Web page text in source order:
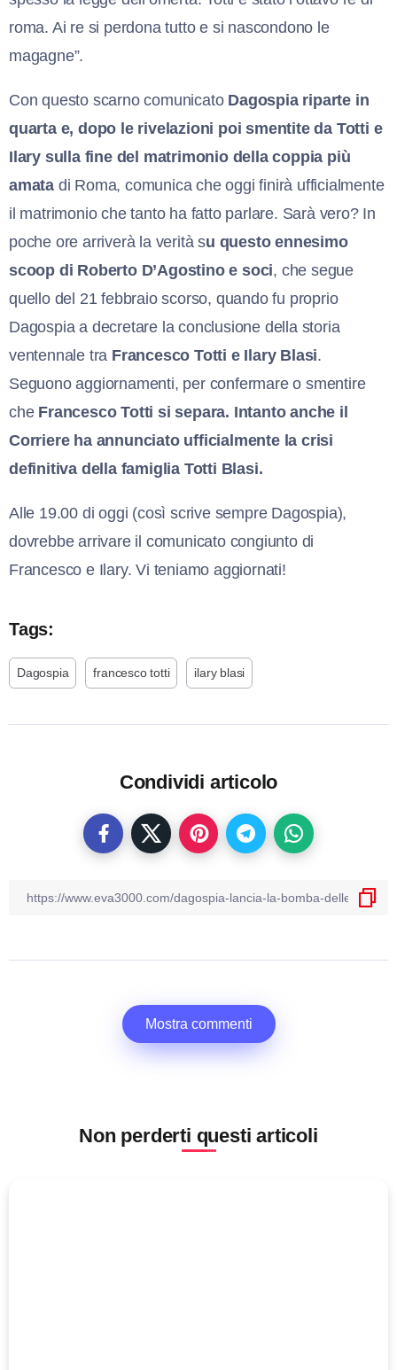
roma. Ai re si perdona tutto e si nascondono le
magagne”.
Con questo scarno comunicato Dagospia riparte in
quarta e, dopo le rivelazioni poi smentite da Totti e
Ilary sulla fine del matrimonio della coppia più
amata di Roma, comunica che oggi finirà ufficialmente
il matrimonio che tanto ha fatto parlare. Sarà vero? In
poche ore arriverà la verità su questo ennesimo
scoop di Roberto D’Agostino e soci, che segue
quello del 21 febbraio scorso, quando fu proprio
Dagospia a decretare la conclusione della storia
ventennale tra Francesco Totti e Ilary Blasi.
Seguono aggiornamenti, per confermare o smentire
che Francesco Totti si separa. Intanto anche il
Corriere ha annunciato ufficialmente la crisi
definitiva della famiglia Totti Blasi.
Alle 19.00 di oggi (così scrive sempre Dagospia),
dovrebbe arrivare il comunicato congiunto di
Francesco e Ilary. Vi teniamo aggiornati!
Tags:
Dagospia francesco totti ilary blasi
Condividi articolo
Mostra commenti
Non perderti questi articoli